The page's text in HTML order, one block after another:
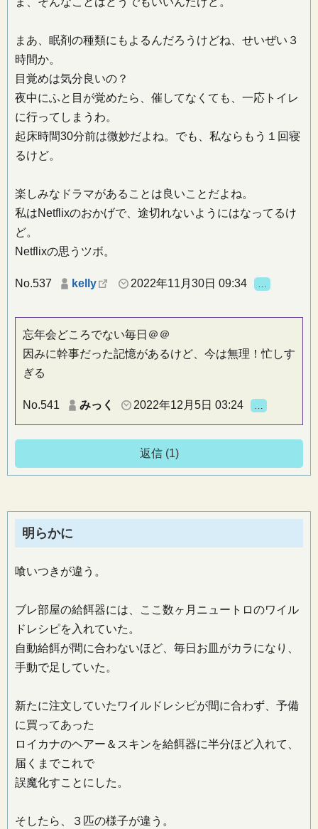
まあ、眠剤の種類にもよるんだろうけどね、せいぜい３
時間か。
目覚めは気分良いの？
夜中にふと目が覚めたら、催してなくても、一応トイレ
に行ってしまうわ。
起床時間30分前は微妙だよね。でも、私ならもう１回寝
るけど。
楽しみなドラマがあることは良いことだよね。
私はNetflixのおかげで、途切れないようにはなってるけ
ど。
Netflixの思うツボ。
No.537 kelly 2022年11月30日 09:34
忘年会どころでない毎日＠＠
因みに幹事だった記憶があるけど、今は無理！忙しす
ぎる
No.541 みっく 2022年12月5日 03:24
返信 (1)
明らかに
喰いつきが違う。
ブレ部屋の給餌器には、ここ数ヶ月ニュートロのワイル
ドレシピを入れていた。
自動給餌が間に合わないほど、毎日お皿がカラになり、
手動で足していた。
新たに注文していたワイルドレシピが間に合わず、予備
に買ってあった
ロイカナのヘアー＆スキンを給餌器に半分ほど入れて、
届くまでこれで
誤魔化すことにした。
そしたら、３匹の様子が違う。